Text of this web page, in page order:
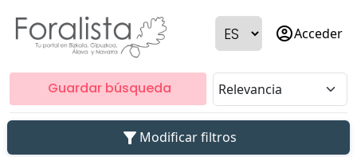
account_circleAcceder
Guardar búsqueda
filter_alt Modificar filtros